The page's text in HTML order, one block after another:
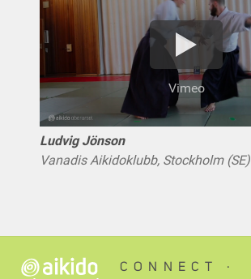
Vimeo
Ludvig Jönson
Vanadis Aikidoklubb, Stockholm (SE)
CONNECT ∙